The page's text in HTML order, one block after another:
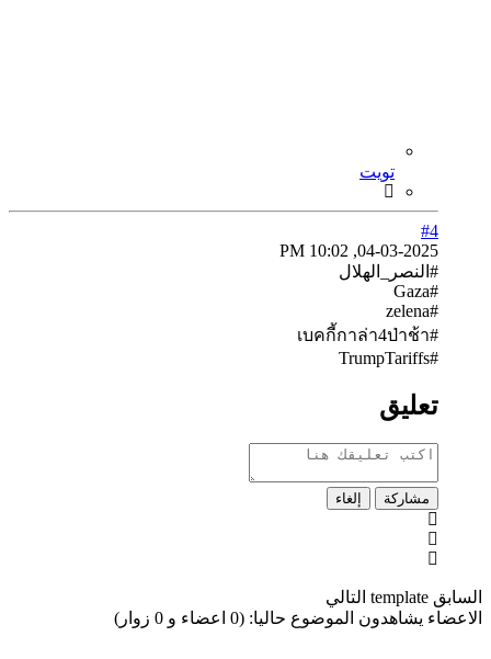
تويت
#4
04-03-2025, 10:02 PM
#النصر_الهلال
#Gaza
#zelena
#เบคกี้กาล่า4ป่าช้า
#TrumpTariffs
تعليق
مشاركة إلغاء
السابق template التالي
الاعضاء يشاهدون الموضوع حاليا: (0 اعضاء و 0 زوار)